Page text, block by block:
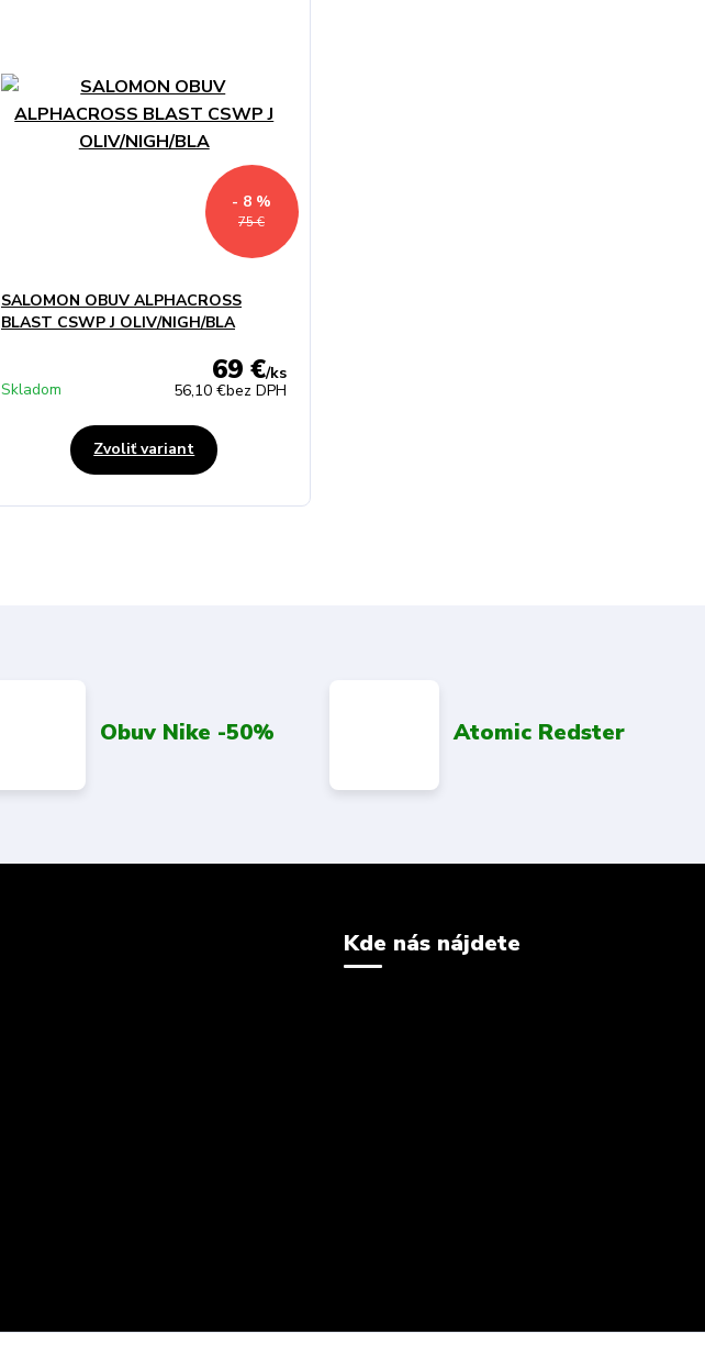
75 €
- 8 %
SALOMON OBUV ALPHACROSS
BLAST CSWP J OLIV/NIGH/BLA
69 €/ks
56,10 €bez DPH
Skladom
Zvoliť variant
Obuv Nike -50% Atomic Redster
Kde nás nájdete